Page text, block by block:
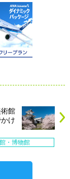
館
け
・博物館